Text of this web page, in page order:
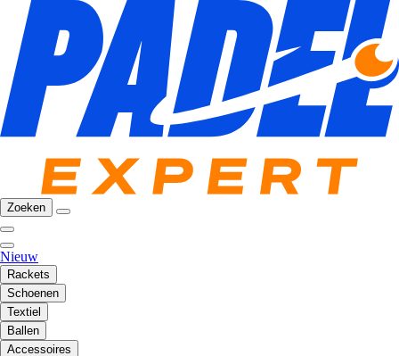
Zoeken
Nieuw
Rackets
Schoenen
Textiel
Ballen
Accessoires